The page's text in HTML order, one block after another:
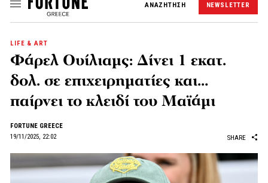
ΑΝΑΖΗΤΗΣΗ NEWSLETTER
LIFE & ART
Φάρελ Ουίλιαμς: Δίνει 1 εκατ.
δολ. σε επιχειρηματίες και…
παίρνει το κλειδί του Μαϊάμι
FORTUNE GREECE
19/11/2025, 22:02
SHARE